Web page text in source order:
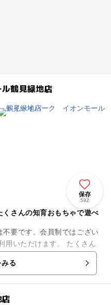
鶴見緑地店
保存
592
さんの知育おもちゃで遊べ
要です。会員制ではござい
用いただけます。 たくさん
形を、自由に選んで遊べま
る